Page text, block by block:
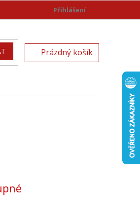
Přihlášení
NÁKUPNÍ
KOŠÍK
Prázdný košík